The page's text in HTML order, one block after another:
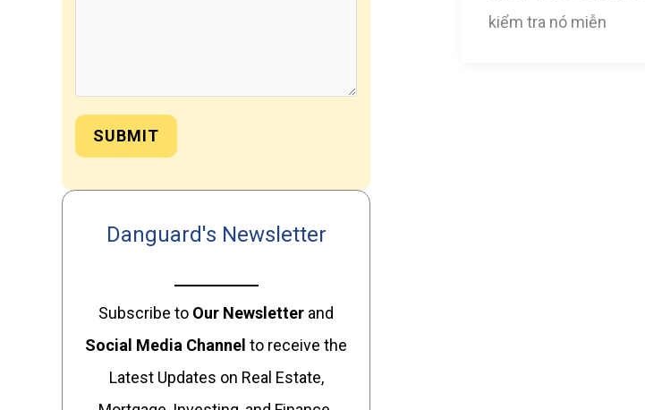
SUBMIT
Danguard's Newsletter
Subscribe to Our Newsletter and
Social Media Channel to receive the
Latest Updates on Real Estate,
kiểm tra nó miễn